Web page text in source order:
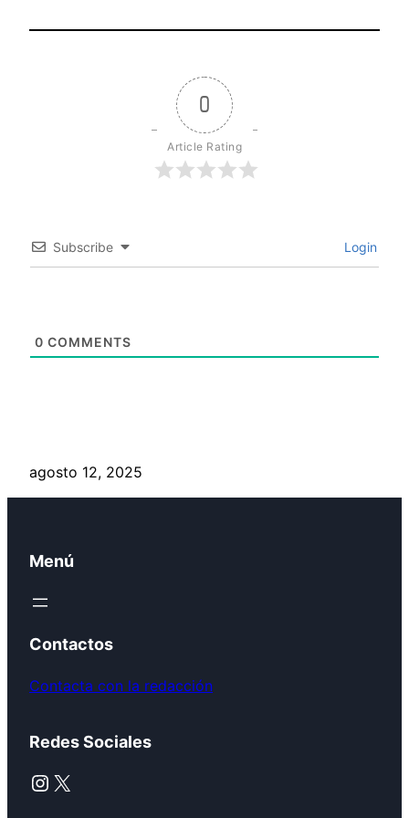
0
Article Rating
Subscribe Login
0 COMMENTS
agosto 12, 2025
Menú
Contactos
Contacta con la redacción
Redes Sociales
Instagram X